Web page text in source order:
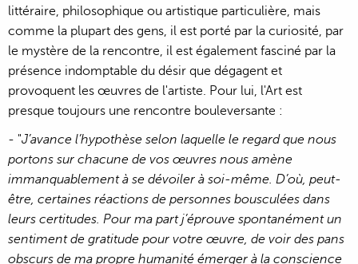
littéraire, philosophique ou artistique particulière, mais
comme la plupart des gens, il est porté par la curiosité, par
le mystère de la rencontre, il est également fasciné par la
présence indomptable du désir que dégagent et
provoquent les œuvres de l'artiste. Pour lui, l'Art est
presque toujours une rencontre bouleversante :
- "J’avance l’hypothèse selon laquelle le regard que nous
portons sur chacune de vos œuvres nous amène
immanquablement à se dévoiler à soi-même. D’où, peut-
être, certaines réactions de personnes bousculées dans
leurs certitudes. Pour ma part j’éprouve spontanément un
sentiment de gratitude pour votre œuvre, de voir des pans
obscurs de ma propre humanité émerger à la conscience